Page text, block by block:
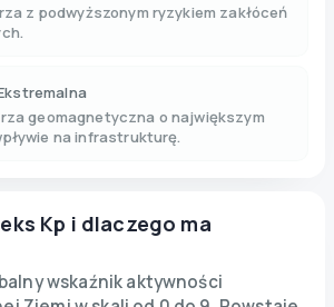
z podwyższonym ryzykiem zakłóceń
geomagnetyczna o największym
na infrastrukturę.
Kp i dlaczego ma
wskaźnik aktywności